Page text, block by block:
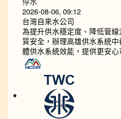
2026-08-06, 09:12
台灣自來水公司
為提升供水穩定度、降低管
質安全，辦理高雄供水系統
體供水系統效能，提供更安心